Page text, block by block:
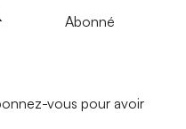
Abonné
vous pour avoir